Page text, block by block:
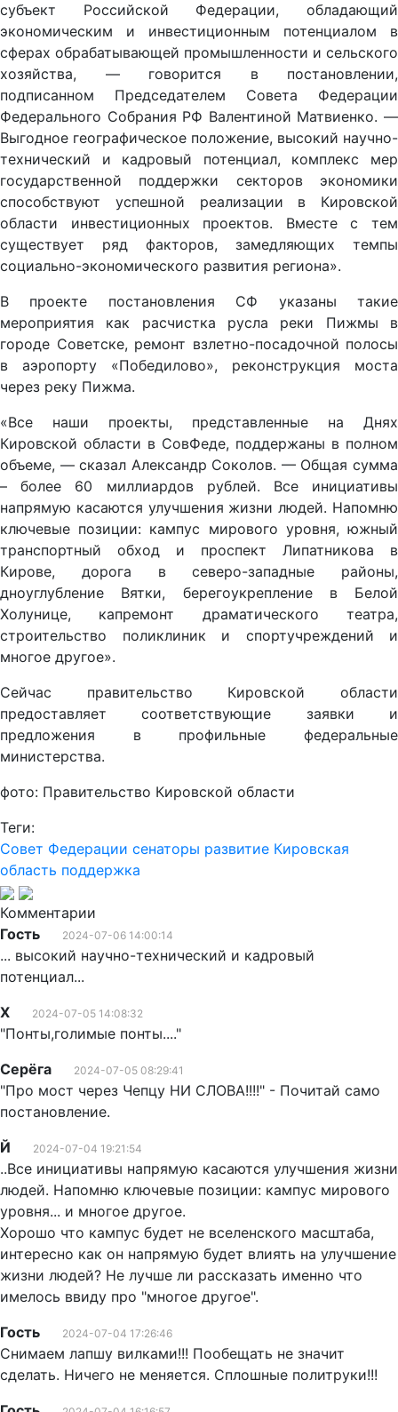
субъект Российской Федерации, обладающий
экономическим и инвестиционным потенциалом в
сферах обрабатывающей промышленности и сельского
хозяйства, — говорится в постановлении,
подписанном Председателем Совета Федерации
Федерального Собрания РФ Валентиной Матвиенко. —
Выгодное географическое положение, высокий научно-
технический и кадровый потенциал, комплекс мер
государственной поддержки секторов экономики
способствуют успешной реализации в Кировской
области инвестиционных проектов. Вместе с тем
существует ряд факторов, замедляющих темпы
социально-экономического развития региона».
В проекте постановления СФ указаны такие
мероприятия как расчистка русла реки Пижмы в
городе Советске, ремонт взлетно-посадочной полосы
в аэропорту «Победилово», реконструкция моста
через реку Пижма.
«Все наши проекты, представленные на Днях
Кировской области в СовФеде, поддержаны в полном
объеме, — сказал Александр Соколов. — Общая сумма
– более 60 миллиардов рублей. Все инициативы
напрямую касаются улучшения жизни людей. Напомню
ключевые позиции: кампус мирового уровня, южный
транспортный обход и проспект Липатникова в
Кирове, дорога в северо-западные районы,
дноуглубление Вятки, берегоукрепление в Белой
Холунице, капремонт драматического театра,
строительство поликлиник и спортучреждений и
многое другое».
Сейчас правительство Кировской области
предоставляет соответствующие заявки и
предложения в профильные федеральные
министерства.
фото: Правительство Кировской области
Теги:
Совет Федерации сенаторы развитие Кировская
область поддержка
Комментарии
Гость
2024-07-06 14:00:14
... высокий научно-технический и кадровый
потенциал...
Х
2024-07-05 14:08:32
"Понты,голимые понты...."
Серёга
2024-07-05 08:29:41
"Про мост через Чепцу НИ СЛОВА!!!!" - Почитай само
постановление.
Й
2024-07-04 19:21:54
..Все инициативы напрямую касаются улучшения жизни
людей. Напомню ключевые позиции: кампус мирового
уровня... и многое другое.
Хорошо что кампус будет не вселенского масштаба,
интересно как он напрямую будет влиять на улучшение
жизни людей? Не лучше ли рассказать именно что
имелось ввиду про "многое другое".
Гость
2024-07-04 17:26:46
Снимаем лапшу вилками!!! Пообещать не значит
сделать. Ничего не меняется. Сплошные политруки!!!